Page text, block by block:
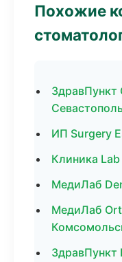
Похожие
ЗдравПункт
ИП Surgery
Клиника
МедиЛаб
МедиЛаб